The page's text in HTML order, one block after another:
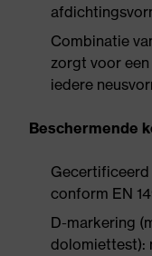
Combinatie
zorgt voor
iedere
Beschermende
Gecertificeerd
conform EN
D-markering
dolomiettest):